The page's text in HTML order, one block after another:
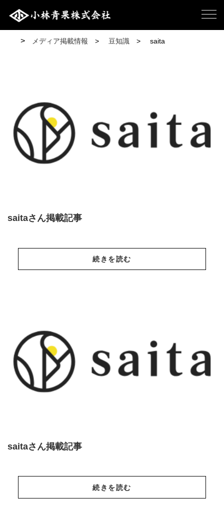
メディア掲載情報 豆知識 saita
saitaさん掲載記事
続きを読む
saitaさん掲載記事
続きを読む